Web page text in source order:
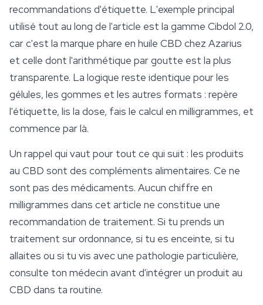
recommandations d'étiquette. L'exemple principal
utilisé tout au long de l'article est la gamme Cibdol 2.0,
car c'est la marque phare en huile CBD chez Azarius
et celle dont l'arithmétique par goutte est la plus
transparente. La logique reste identique pour les
gélules, les gommes et les autres formats : repère
l'étiquette, lis la dose, fais le calcul en milligrammes, et
commence par là.
Un rappel qui vaut pour tout ce qui suit : les produits
au CBD sont des compléments alimentaires. Ce ne
sont pas des médicaments. Aucun chiffre en
milligrammes dans cet article ne constitue une
recommandation de traitement. Si tu prends un
traitement sur ordonnance, si tu es enceinte, si tu
allaites ou si tu vis avec une pathologie particulière,
consulte ton médecin avant d'intégrer un produit au
CBD dans ta routine.